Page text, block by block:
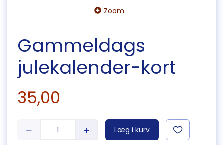
Zoom
Gammeldags
julekalender-kort
35,00
Læg i kurv